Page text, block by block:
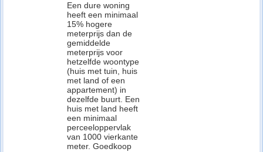
Een dure woning
heeft een minimaal
15% hogere
meterprijs dan de
gemiddelde
meterprijs voor
hetzelfde woontype
(huis met tuin, huis
met land of een
appartement) in
dezelfde buurt. Een
huis met land heeft
een minimaal
perceeloppervlak
van 1000 vierkante
meter. Goedkoop